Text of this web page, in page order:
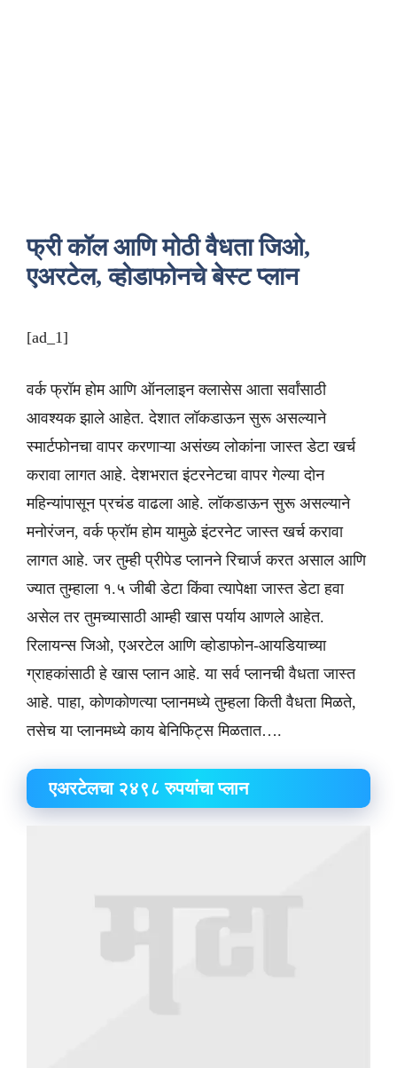
फ्री कॉल आणि मोठी वैधता जिओ,
एअरटेल, व्होडाफोनचे बेस्ट प्लान
[ad_1]
वर्क फ्रॉम होम आणि ऑनलाइन क्लासेस आता सर्वांसाठी
आवश्यक झाले आहेत. देशात लॉकडाऊन सुरू असल्याने
स्मार्टफोनचा वापर करणाऱ्या असंख्य लोकांना जास्त डेटा खर्च
करावा लागत आहे. देशभरात इंटरनेटचा वापर गेल्या दोन
महिन्यांपासून प्रचंड वाढला आहे. लॉकडाऊन सुरू असल्याने
मनोरंजन, वर्क फ्रॉम होम यामुळे इंटरनेट जास्त खर्च करावा
लागत आहे. जर तुम्ही प्रीपेड प्लानने रिचार्ज करत असाल आणि
ज्यात तुम्हाला १.५ जीबी डेटा किंवा त्यापेक्षा जास्त डेटा हवा
असेल तर तुमच्यासाठी आम्ही खास पर्याय आणले आहेत.
रिलायन्स जिओ, एअरटेल आणि व्होडाफोन-आयडियाच्या
ग्राहकांसाठी हे खास प्लान आहे. या सर्व प्लानची वैधता जास्त
आहे. पाहा, कोणकोणत्या प्लानमध्ये तुम्हला किती वैधता मिळते,
तसेच या प्लानमध्ये काय बेनिफिट्स मिळतात….
​एअरटेलचा २४९८ रुपयांचा प्लान